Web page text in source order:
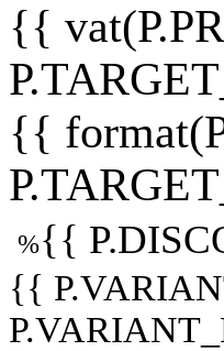
{{
{{
%{{
{{